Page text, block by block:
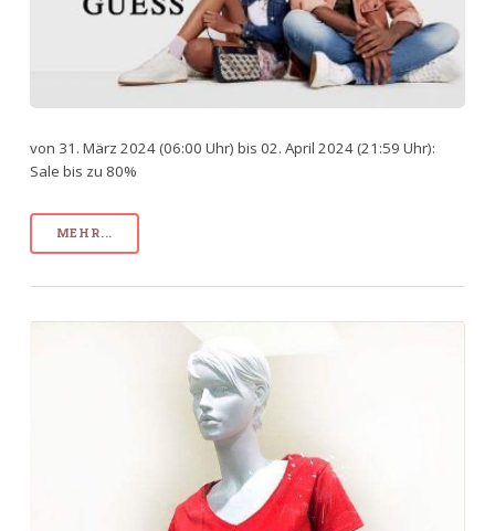
von 31. März 2024 (06:00 Uhr) bis 02. April 2024 (21:59 Uhr):
Sale bis zu 80%
MEHR...